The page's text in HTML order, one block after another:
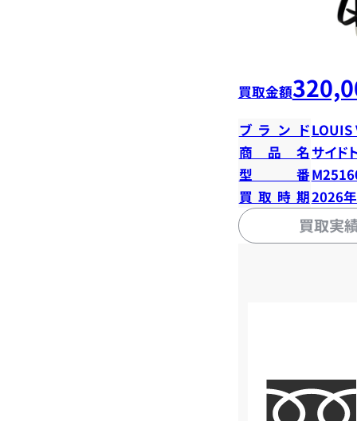
買取金額
ブランドLOUIS
商品名 サイド
型番
買取時期2026
買取実